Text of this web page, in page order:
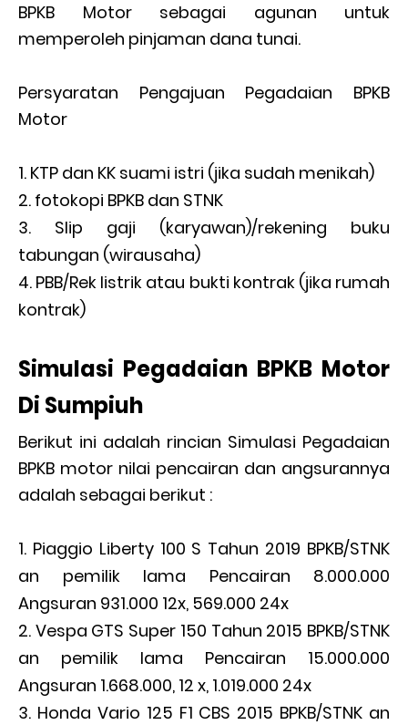
BPKB Motor sebagai agunan untuk
memperoleh pinjaman dana tunai.
Persyaratan Pengajuan Pegadaian BPKB
Motor
KTP dan KK suami istri (jika sudah menikah)
fotokopi BPKB dan STNK
Slip gaji (karyawan)/rekening buku
tabungan (wirausaha)
PBB/Rek listrik atau bukti kontrak (jika rumah
kontrak)
Simulasi Pegadaian BPKB Motor
Di Sumpiuh
Berikut ini adalah rincian Simulasi Pegadaian
BPKB motor nilai pencairan dan angsurannya
adalah sebagai berikut :
Piaggio Liberty 100 S Tahun 2019 BPKB/STNK
an pemilik lama Pencairan 8.000.000
Angsuran 931.000 12x, 569.000 24x
Vespa GTS Super 150 Tahun 2015 BPKB/STNK
an pemilik lama Pencairan 15.000.000
Angsuran 1.668.000, 12 x, 1.019.000 24x
Honda Vario 125 F1 CBS 2015 BPKB/STNK an